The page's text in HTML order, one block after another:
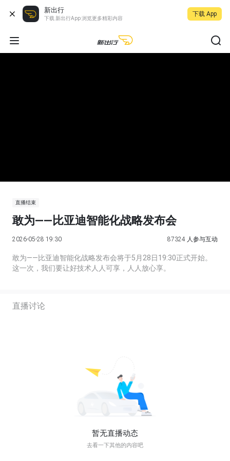
新出行
下载 新出行App 浏览更多精彩内容
下载 App
直播结束
敢为——比亚迪智能化战略发布会
2026-05-28 19:30 87324 人参与互动
敢为——比亚迪智能化战略发布会将于5月28日19:30正式开始。
这一次，我们要让好技术人人可享，人人放心享。
直播讨论
暂无直播动态
去看一下其他的内容吧